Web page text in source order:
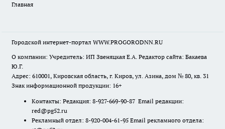
Главная
Городской интернет-портал WWW.PROGORODNN.RU
О компании: Учредитель: ИП Звеняцкая Е.А. Редактор сайта: Бакаева
Ю.Г.
Адрес: 610001, Кировская область, г. Киров, ул. Азина, дом № 80, кв. 31
Знак информационной продукции: 16+
Контакты: Редакция: 8-927-669-90-87 Email редакции:
red@pg52.ru
Рекламный отдел: 8-920-004-61-95 Email рекламного отдела: